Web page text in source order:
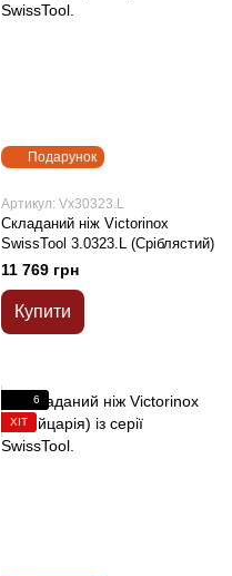
Подарунок
Артикул: Vx30323.L
Складаний ніж Victorinox
SwissTool 3.0323.L (Сріблястий)
11 769 грн
Купити
6
ХІТ